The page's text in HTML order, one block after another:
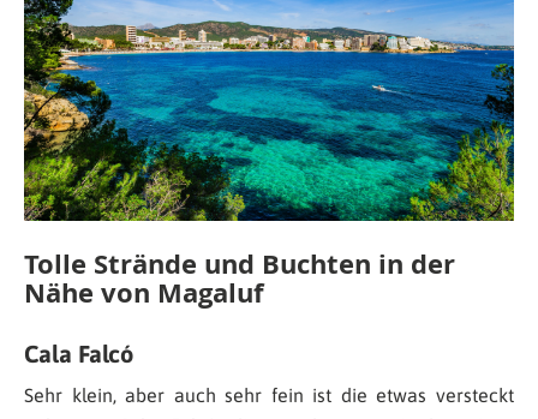
Tolle Strände und Buchten in der
Nähe von Magaluf
Cala Falcó
Sehr klein, aber auch sehr fein ist die etwas versteckt